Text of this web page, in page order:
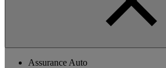
Assurance Auto